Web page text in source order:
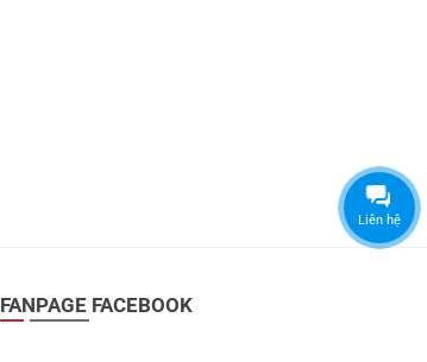
FANPAGE FACEBOOK
Liên hệ